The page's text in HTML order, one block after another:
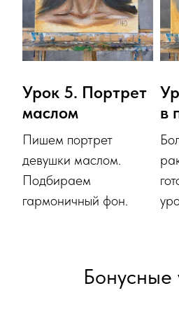
Урок 5. Портрет
маслом
Пишем портрет
девушки маслом.
Подбираем
гармоничный фон.
в
Бонусные